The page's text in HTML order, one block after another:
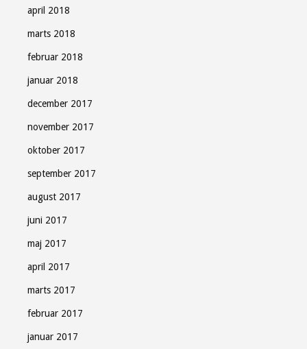
april 2018
marts 2018
februar 2018
januar 2018
december 2017
november 2017
oktober 2017
september 2017
august 2017
juni 2017
maj 2017
april 2017
marts 2017
februar 2017
januar 2017